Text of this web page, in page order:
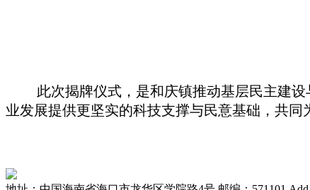
此次揭牌仪式，是和庆镇推动基层民主建
业发展提供更坚实的科技支撑与民意基础，共同